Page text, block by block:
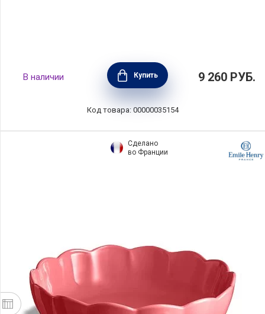
Форма для выпечки "Сердце" с волнистыми
бортами 26,5 см, керамика, цвет крем, Emile
Henry, Франция, 026153
В наличии Купить 9 260 РУБ.
Код товара: 00000035154
Сделано
во Франции